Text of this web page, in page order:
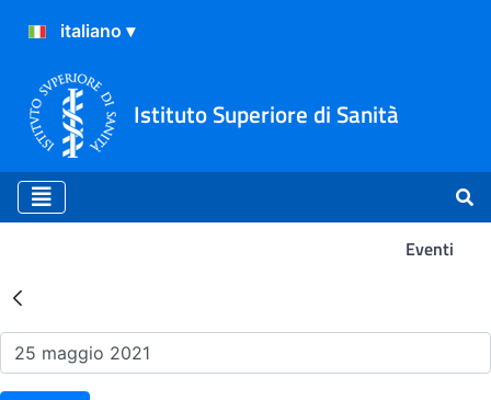
Istituto Superiore di Sanità
Eventi
Risultati della Ricerca -